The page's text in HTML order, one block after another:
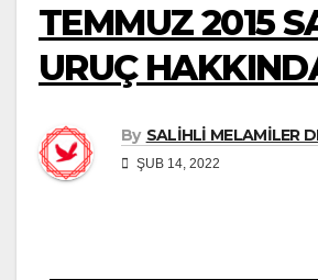
TEMMUZ 2015
URUÇ
By SALİHLİ MELAMİLER
ŞUB 14, 2022